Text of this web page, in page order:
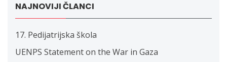
NAJNOVIJI ČLANCI
17. Pedijatrijska škola
UENPS Statement on the War in Gaza